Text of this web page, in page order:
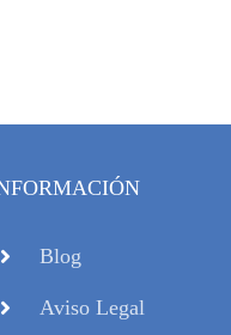
Blog
Aviso Legal